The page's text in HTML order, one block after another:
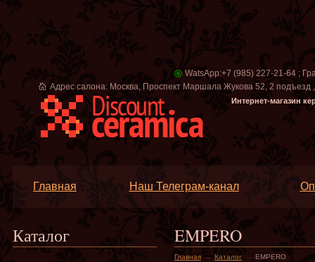
WatsApp:+7 (985) 227-21-64 ;
Адрес салона: Москва, Проспект Маршала Жукова 52, 2 подъезд
Интернет-магазин
Главная Наш Телеграм-канал
EMPERO
Главная → Каталог → EMPERO
Каталог